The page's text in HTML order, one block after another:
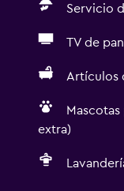
Servicio
TV de
Artículos
extra)